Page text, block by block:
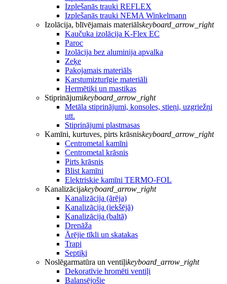
Izplešanās trauki REFLEX
Izplešanās trauki NEMA Winkelmann
Izolācija, blīvējamais materiālskeyboard_arrow_right
Kaučuka izolācija K-Flex EC
Paroc
Izolācija bez aluminija apvalka
Zeķe
Pakojamais materiāls
Karstumizturīgie materiāli
Hermētiķi un mastikas
Stiprinājumikeyboard_arrow_right
Metāla stiprinājumi, konsoles, stieņi, uzgriežņi
utt.
Stiprinājumi plastmasas
Kamīni, kurtuves, pirts krāsniskeyboard_arrow_right
Centrometal kamīni
Centrometal krāsnis
Pirts krāsnis
Blist kamīni
Elektriskie kamīni TERMO-FOL
Kanalizācijakeyboard_arrow_right
Kanalizācija (ārēja)
Kanalizācija (iekšējā)
Kanalizācija (baltā)
Drenāža
Ārējie tīkli un skatakas
Trapi
Septiķi
Noslēgarmatūra un ventiļikeyboard_arrow_right
Dekoratīvie hromēti ventiļi
Balansējošie